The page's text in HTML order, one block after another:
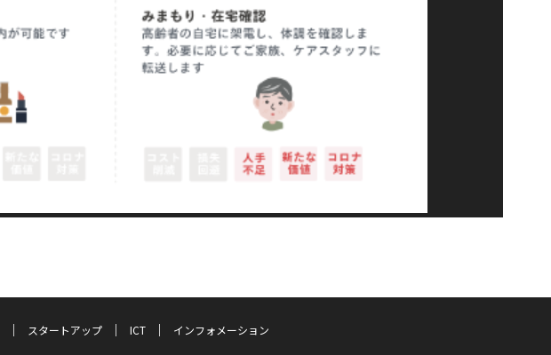
スタートアップ ICT
インフォメーション